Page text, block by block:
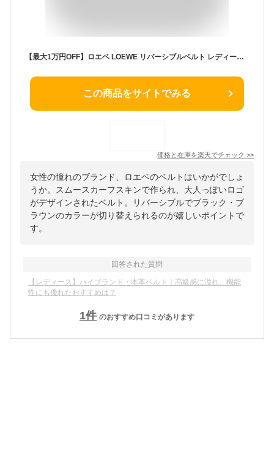
【最大1万円OFF】ロエベ LOEWE リバーシブルベルト レディース 51501010 1555 ANAGRAM ブラック ブラウン シルバー ゴールド アナグラム
この商品をサイトでみる
価格と在庫を楽天でチェック >>
女性の憧れのブランド、ロエベのベルトはいかがでしょ
うか。スムースカーフスキンで作られ、大人っぽいロゴ
がデザインされたベルト。リバーシブルでブラック・ブ
ラウンのカラーが切り替えられるのが嬉しいポイントで
す。
回答された質問
【レディース】ハイブランド・本革ベルト｜高級感に溢れ、機能
性にも優れたおすすめは？
1件 のおすすめ口コミがあります